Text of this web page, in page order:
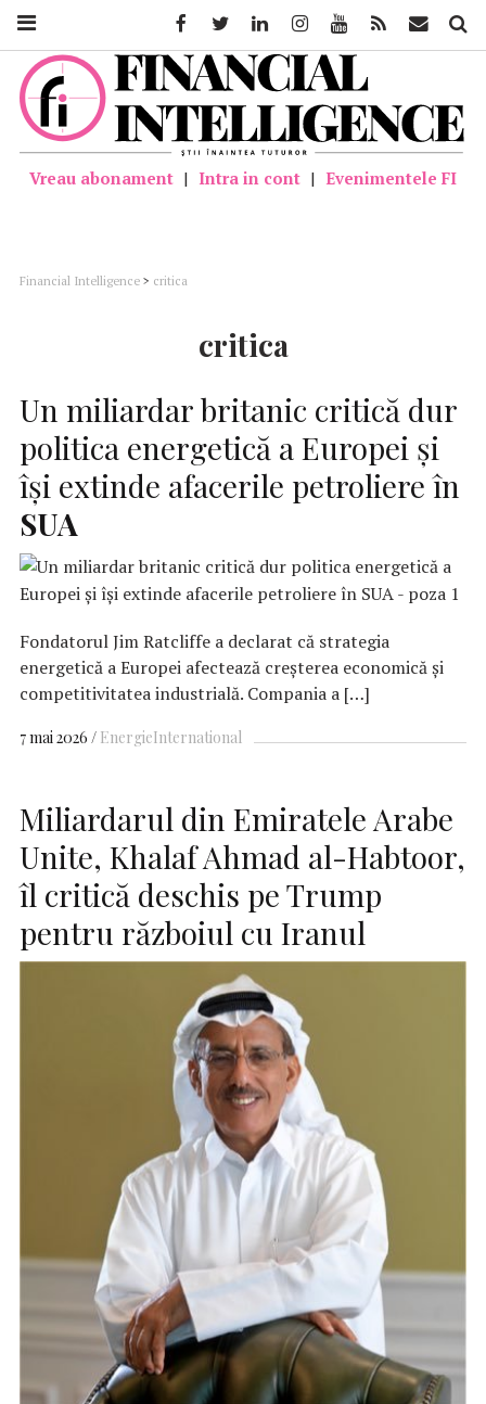
Vreau abonament | Intra in cont | Evenimentele FI
Financial Intelligence > critica
critica
Un miliardar britanic critică dur
politica energetică a Europei și
își extinde afacerile petroliere în
SUA
Fondatorul Jim Ratcliffe a declarat că strategia
energetică a Europei afectează creșterea economică și
competitivitatea industrială. Compania a […]
7 mai 2026 EnergieInternational
Miliardarul din Emiratele Arabe
Unite, Khalaf Ahmad al-Habtoor,
îl critică deschis pe Trump
pentru războiul cu Iranul
FacebookTwitter LinkedinInstagramYoutube Feed Mail